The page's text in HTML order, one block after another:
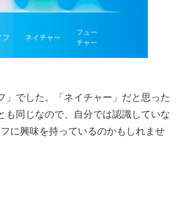
」でした。「ネイチャー」だと思った
も同じなので、自分では認識していな
に興味を持っているのかもしれませ